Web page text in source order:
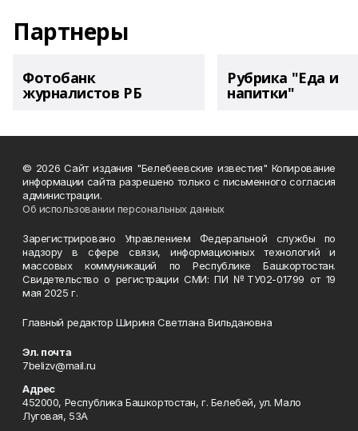
Партнеры
Фотобанк
журналистов РБ
Рубрика "Еда и
напитки"
© 2026 Сайт издания "Белебеевские известия" Копирование
информации сайта разрешено только с письменного согласия
администрации.
Об использовании персональных данных
Зарегистрировано Управлением Федеральной службы по
надзору в сфере связи, информационных технологий и
массовых коммуникаций по Республике Башкортостан.
Свидетельство о регистрации СМИ: ПИ №ТУ02-01799 от 19
мая 2025 г.
Главный редактор Шириня Светлана Вильдановна
Эл. почта
7belizv@mail.ru
Адрес
452000, Республика Башкортостан, г. Белебей, ул. Мало
Луговая, 53А